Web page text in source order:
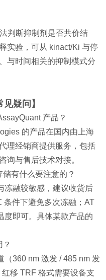
判断抑制剂是否共价结
实验，可从 kinact/Ki 与停
与时间相关的抑制模式分
疑问】
产品？
的产品在国内由上海
理经销商提供服务，包括
询与售后技术对接。
有什么要注意的？
融较敏感，建议收货后
件下避免多次冻融；AT
度即可。具体某款产品的
360 nm 激发 / 485 nm 发
移 TRF 格式需要设备支